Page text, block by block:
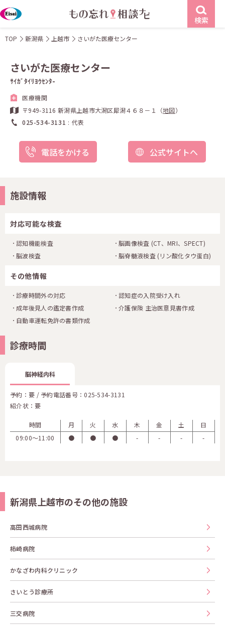
検索
TOP 新潟県 上越市 さいがた医療センター
さいがた医療センター
ｻｲｶﾞﾀｲﾘﾖｳｾﾝﾀ-
医療機関
〒949-3116 新潟県上越市大潟区犀潟４６８－１（地図）
025-534-3131
代表
電話をかける 公式サイトへ
施設情報
対応可能な検査
認知機能検査 脳画像検査 (CT、MRI、SPECT)
脳波検査
脳脊髄液検査 (リン酸化タウ蛋白)
その他情報
診療時間外の対応
認知症の入院受け入れ
成年後見人の鑑定書作成
介護保険 主治医意見書作成
自動車運転免許の書類作成
診療時間
脳神経内科
予約：要 / 予約電話番号： 025-534-3131
紹介状：要
時間 月 火 水 木 金 土
日
09:00〜11:00
● ● ● - - - -
新潟県上越市のその他の施設
高田西城病院
柿崎病院
かなざわ内科クリニック
さいとう診療所
三交病院